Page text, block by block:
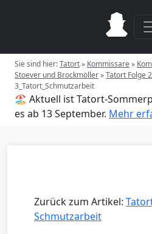
Sie sind hier:Tatort» Kommissare»
Stoever und Brockmöller»Tatort Folge
3_Tatort_Schmutzarbeit
🏖️ Aktuell ist Tatort-
es ab 13 September. Mehr
Zurück zum Artikel:
Schmutzarbeit